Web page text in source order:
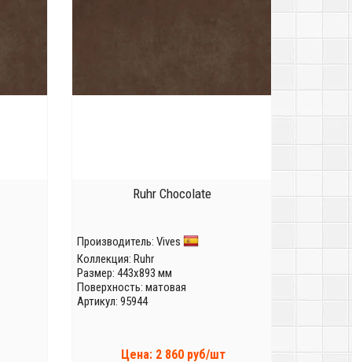
Ruhr Chocolate
Производитель: Vives
Коллекция: Ruhr
Размер: 443x893 мм
Поверхность: матовая
Артикул: 95944
Цена: 2 860 руб/шт